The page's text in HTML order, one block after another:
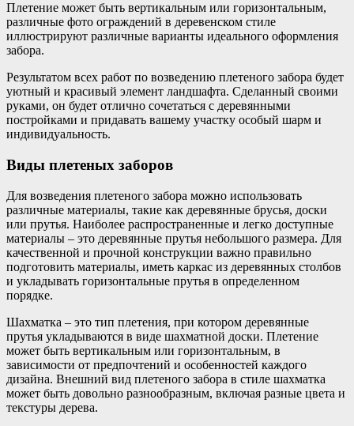
Плетение может быть вертикальным или горизонтальным,
различные фото ограждений в деревенском стиле
иллюстрируют различные варианты идеального оформления
забора.
Результатом всех работ по возведению плетеного забора будет
уютный и красивый элемент ландшафта. Сделанный своими
руками, он будет отлично сочетаться с деревянными
постройками и придавать вашему участку особый шарм и
индивидуальность.
Виды плетеных заборов
Для возведения плетеного забора можно использовать
различные материалы, такие как деревянные брусья, доски
или прутья. Наиболее распространенные и легко доступные
материалы – это деревянные прутья небольшого размера. Для
качественной и прочной конструкции важно правильно
подготовить материалы, иметь каркас из деревянных столбов
и укладывать горизонтальные прутья в определенном
порядке.
Шахматка – это тип плетения, при котором деревянные
прутья укладываются в виде шахматной доски. Плетение
может быть вертикальным или горизонтальным, в
зависимости от предпочтений и особенностей каждого
дизайна. Внешний вид плетеного забора в стиле шахматка
может быть довольно разнообразным, включая разные цвета и
текстуры дерева.